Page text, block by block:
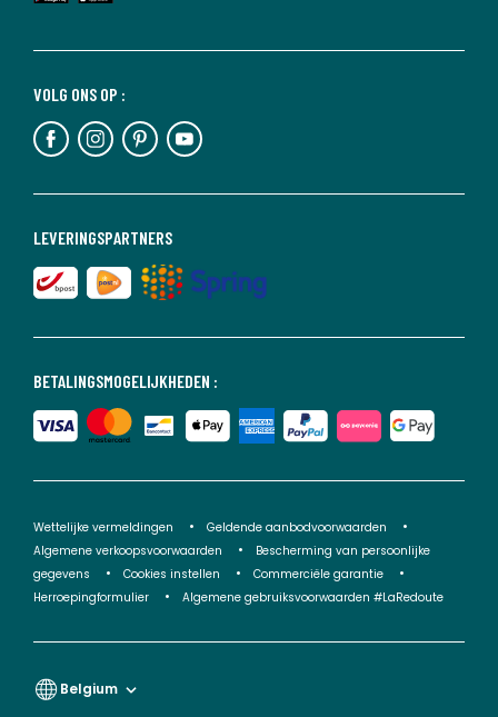
BETALINGSMOGELIJKHEDEN :
LEVERINGSPARTNERS
VOLG ONS OP :
Wettelijke vermeldingen
Geldende aanbodvoorwaarden
Algemene verkoopsvoorwaarden
Bescherming van persoonlijke
gegevens
Cookies instellen
Commerciële garantie
Herroepingformulier
Algemene gebruiksvoorwaarden #LaRedoute
Belgium